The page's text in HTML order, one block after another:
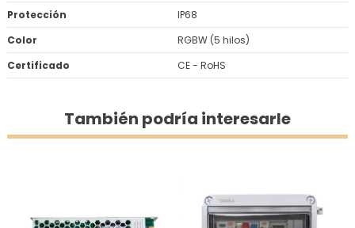
Protección
IP68
Color
RGBW (5 hilos)
Certificado
CE - RoHS
También podría interesarle